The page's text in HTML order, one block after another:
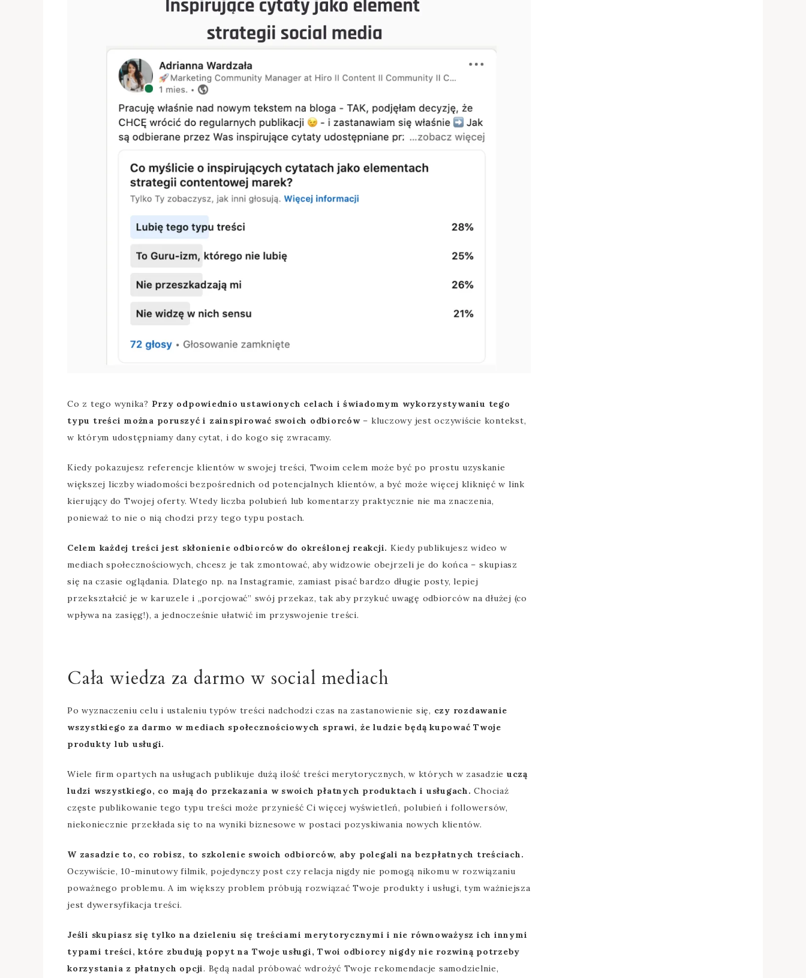
Co z tego wynika? Przy odpowiednio ustawionych celach i świadomym wykorzystywaniu tego
typu treści można poruszyć i zainspirować swoich odbiorców– kluczowy jest oczywiście kontekst,
w którym udostępniamy dany cytat, i do kogo się zwracamy.
Kiedy pokazujesz referencje klientów w swojej treści, Twoim celem może być po prostu uzyskanie
większej liczby wiadomości bezpośrednich od potencjalnych klientów, a być może więcej kliknięć w link
kierujący do Twojej oferty. Wtedy liczba polubień lub komentarzy praktycznie nie ma znaczenia,
ponieważ to nie o nią chodzi przy tego typu postach.
Celem każdej treści jest skłonienie odbiorców do określonej reakcji. Kiedy publikujesz wideo w
mediach społecznościowych, chcesz je tak zmontować, aby widzowie obejrzeli je do końca – skupiasz
się na czasie oglądania. Dlatego np. na Instagramie, zamiast pisać bardzo długie posty, lepiej
przekształcić je w karuzele i „porcjować” swój przekaz, tak aby przykuć uwagę odbiorców na dłużej (co
wpływa na zasięg!), a jednocześnie ułatwić im przyswojenie treści.
Cała wiedza za darmo w social mediach
Po wyznaczeniu celu i ustaleniu typów treści nadchodzi czas na zastanowienie się, czy rozdawanie
wszystkiego za darmo w mediach społecznościowych sprawi, że ludzie będą kupować Twoje
produkty lub usługi.
Wiele firm opartych na usługach publikuje dużą ilość treści merytorycznych, w których w zasadzie uczą
ludzi wszystkiego, co mają do przekazania w swoich płatnych produktach i usługach. Chociaż
częste publikowanie tego typu treści może przynieść Ci więcej wyświetleń, polubień i followersów,
niekoniecznie przekłada się to na wyniki biznesowe w postaci pozyskiwania nowych klientów.
W zasadzie to, co robisz, to szkolenie swoich odbiorców, aby polegali na bezpłatnych treściach.
Oczywiście, 10-minutowy filmik, pojedynczy post czy relacja nigdy nie pomogą nikomu w rozwiązaniu
poważnego problemu. A im większy problem próbują rozwiązać Twoje produkty i usługi, tym ważniejsza
jest dywersyfikacja treści.
Jeśli skupiasz się tylko na dzieleniu się treściami merytorycznymi i nie równoważysz ich innymi
typami treści, które zbudują popyt na Twoje usługi, Twoi odbiorcy nigdy nie rozwiną potrzeby
korzystania z płatnych opcji. Będą nadal próbować wdrożyć Twoje rekomendacje samodzielnie,